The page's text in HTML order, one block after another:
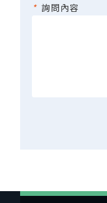
* 詢問內容